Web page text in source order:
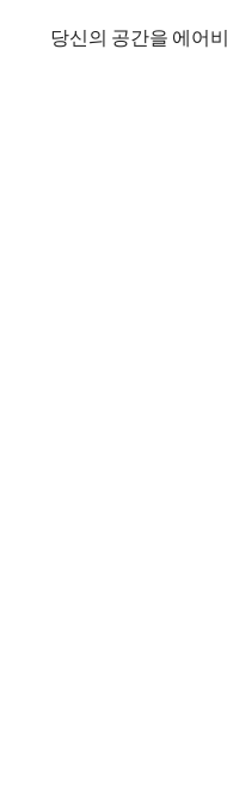
당신의 공간을 에어